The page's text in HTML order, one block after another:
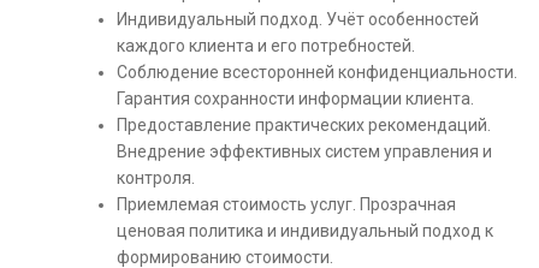
Индивидуальный подход. Учёт особенностей
каждого клиента и его потребностей.
Соблюдение всесторонней конфиденциальности.
Гарантия сохранности информации клиента.
Предоставление практических рекомендаций.
Внедрение эффективных систем управления и
контроля.
Приемлемая стоимость услуг. Прозрачная
ценовая политика и индивидуальный подход к
формированию стоимости.